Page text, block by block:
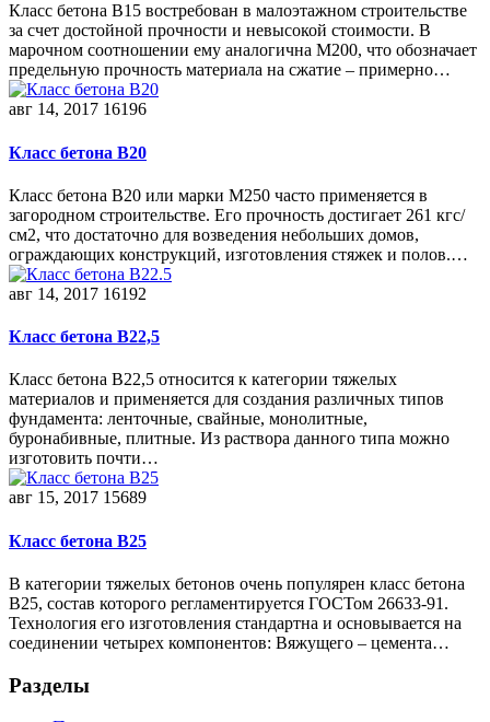
Класс бетона В15 востребован в малоэтажном строительстве
за счет достойной прочности и невысокой стоимости. В
марочном соотношении ему аналогична М200, что обозначает
предельную прочность материала на сжатие – примерно…
авг 14, 2017 16196
Класс бетона В20
Класс бетона В20 или марки М250 часто применяется в
загородном строительстве. Его прочность достигает 261 кгс/
см2, что достаточно для возведения небольших домов,
ограждающих конструкций, изготовления стяжек и полов.…
авг 14, 2017 16192
Класс бетона В22,5
Класс бетона В22,5 относится к категории тяжелых
материалов и применяется для создания различных типов
фундамента: ленточные, свайные, монолитные,
буронабивные, плитные. Из раствора данного типа можно
изготовить почти…
авг 15, 2017 15689
Класс бетона В25
В категории тяжелых бетонов очень популярен класс бетона
В25, состав которого регламентируется ГОСТом 26633-91.
Технология его изготовления стандартна и основывается на
соединении четырех компонентов: Вяжущего – цемента…
Разделы